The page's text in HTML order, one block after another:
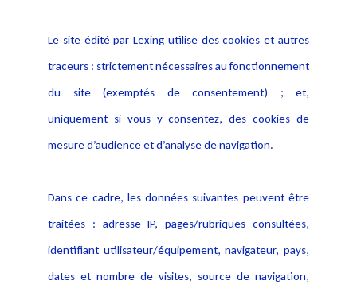
Alerte professionnelle
Déclaration d'accessibilité
Notice Légale
Politique de protection des
données
Publications
Le site édité par Lexing utilise des cookies et autres
traceurs : strictement nécessaires au fonctionnement
du site (exemptés de consentement) ; et,
uniquement si vous y consentez, des cookies de
mesure d’audience et d’analyse de navigation.
Dans ce cadre, les données suivantes peuvent être
traitées : adresse IP, pages/rubriques consultées,
identifiant utilisateur/équipement, navigateur, pays,
dates et nombre de visites, source de navigation,